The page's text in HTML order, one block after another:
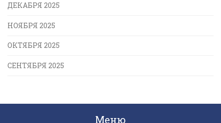
ДЕКАБРЯ 2025
НОЯБРЯ 2025
ОКТЯБРЯ 2025
СЕНТЯБРЯ 2025
Меню